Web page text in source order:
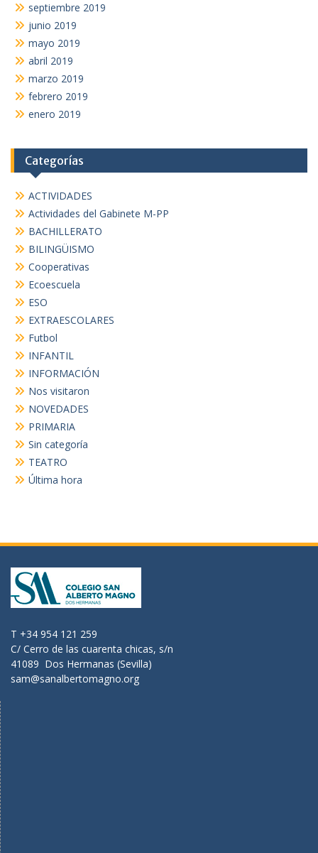
septiembre 2019
junio 2019
mayo 2019
abril 2019
marzo 2019
febrero 2019
enero 2019
Categorías
ACTIVIDADES
Actividades del Gabinete M-PP
BACHILLERATO
BILINGÜISMO
Cooperativas
Ecoescuela
ESO
EXTRAESCOLARES
Futbol
INFANTIL
INFORMACIÓN
Nos visitaron
NOVEDADES
PRIMARIA
Sin categoría
TEATRO
Última hora
T +34 954 121 259
C/ Cerro de las cuarenta chicas, s/n
41089 Dos Hermanas (Sevilla)
sam@sanalbertomagno.org